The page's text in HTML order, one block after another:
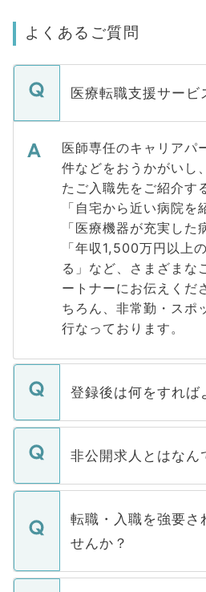
よくあるご質問
医療転職支援サービ
医師専任のキャリアパ
件などをおうかがいし
たご入職先をご紹介す
「自宅から近い病院を
「医療機器が充実した
「年収1,500万円以上
る」など、さまざまな
ートナーにお伝えくだ
ちろん、非常勤・スポ
行なっております。
登録後は何をすれば
ご登録いただきました
登録内容を確認し、そ
ます。通常、5営業日
いただきますので、し
非公開求人とはなん
マイナビDOCTORで
うち約3割は、Webサ
けない「非公開求人」
下記の理由によって、
ません。
転職・入職を強要さ
せんか？
転職・入職を強要する